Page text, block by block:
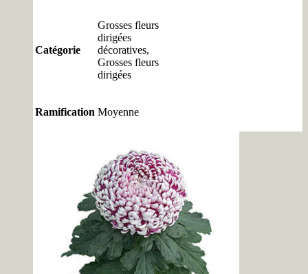
Catégorie
Grosses fleurs
dirigées
décoratives,
Grosses fleurs
dirigées
Ramification Moyenne